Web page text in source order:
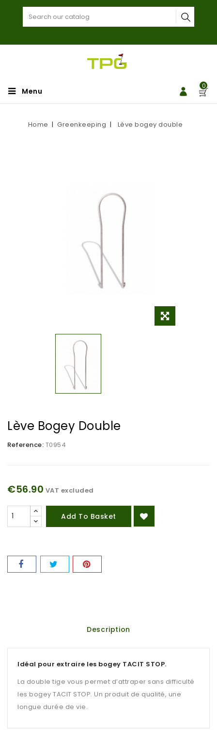
0
Menu
Home Greenkeeping Lève bogey double
Lève Bogey Double
Reference: T0954
€56.90 VAT excluded
Add To Basket
Description
Idéal pour extraire les bogey TACIT STOP.
La double tige vous permet d’attraper sans difficulté
les bogey TACIT STOP. Un produit de qualité, une
longue durée de vie.